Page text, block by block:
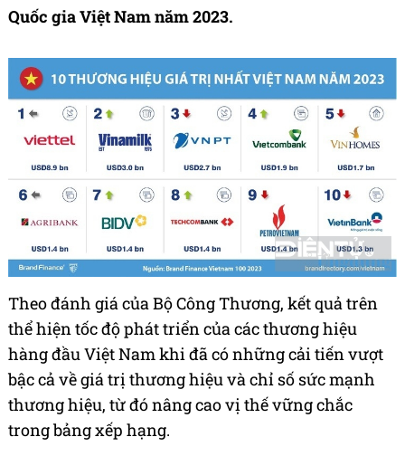
Quốc gia Việt Nam năm 2023.
Theo đánh giá của Bộ Công Thương, kết quả trên
thể hiện tốc độ phát triển của các thương hiệu
hàng đầu Việt Nam khi đã có những cải tiến vượt
bậc cả về giá trị thương hiệu và chỉ số sức mạnh
thương hiệu, từ đó nâng cao vị thế vững chắc
trong bảng xếp hạng.